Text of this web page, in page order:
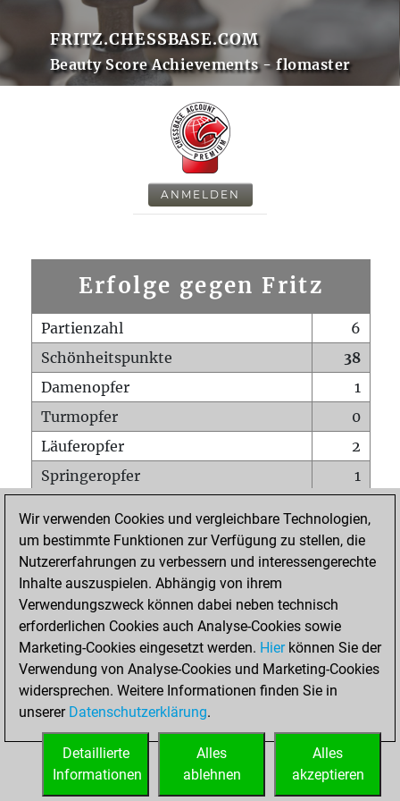
FRITZ.CHESSBASE.COM
Beauty Score Achievements - flomaster
ANMELDEN
Erfolge gegen Fritz
Partienzahl
6
Schönheitspunkte
38
Damenopfer
1
Turmopfer
0
Läuferopfer
2
Springeropfer
1
Matt auf vollem Brett
0
Bauer setzt Matt
1
Erstickte Matts
Unterverwandlungen
Türme auf der siebten
0
STARTSEITE
Wir verwenden Cookies und vergleichbare Technologien,
um bestimmte Funktionen zur Verfügung zu stellen, die
Nutzererfahrungen zu verbessern und interessengerechte
Inhalte auszuspielen. Abhängig von ihrem
Verwendungszweck können dabei neben technisch
erforderlichen Cookies auch Analyse-Cookies sowie
Marketing-Cookies eingesetzt werden. Hierkönnen Sie der
Verwendung von Analyse-Cookies und Marketing-Cookies
widersprechen. Weitere Informationen finden Sie in
unserer Datenschutzerklärung.
Alles
akzeptieren
Alles
ablehnen
Detaillierte
Informationen